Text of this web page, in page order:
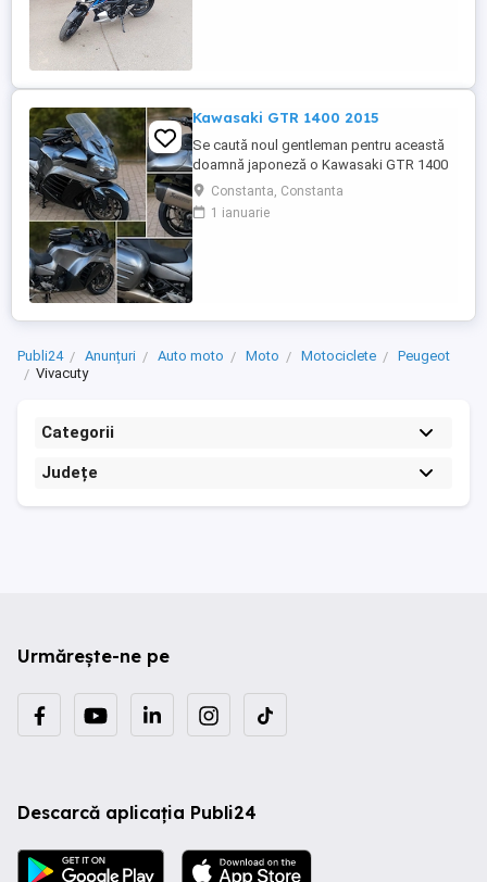
Kawasaki GTR 1400 2015
Se caută noul gentleman pentru această
doamnă japoneză o Kawasaki GTR 1400
care încă întoarce priviri și iubește
kilometrii. A fost răsfățată, întreținută la
timp și tratată cu respect. O dau doar
Constanta, Constanta
1 ianuarie
Publi24 Anunțuri Auto moto Moto Motociclete
Peugeot
Vivacuty
Categorii
Județe
Urmărește-ne pe
Descarcă aplicația Publi24